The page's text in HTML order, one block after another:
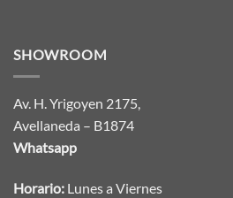
SHOWROOM
Av. H. Yrigoyen 2175,
Avellaneda – B1874
Whatsapp
Horario: Lunes a Viernes